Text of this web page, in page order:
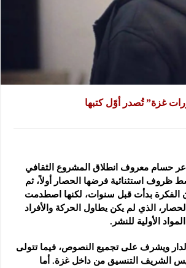
غزة” تُصدر أوّل كتبها
حسام معروف انطلاق المشروع الثقافي
استثنائية فرضها الحصار أولاً، ثم
أن الفكرة بدأت قبل سنوات، لكنها اصطدمت
الذي لم يكن يطاول الحركة والأفراد
الأولية للنشر.
ويشرف على تجميع النصوص، فيما تتولى
الشريف التنسيق من داخل غزة. أما